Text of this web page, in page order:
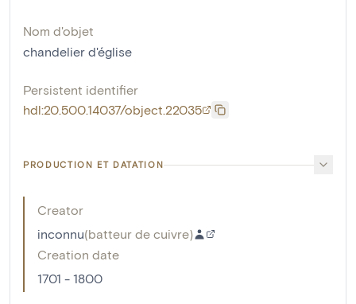
Nom d'objet
chandelier d'église
Persistent identifier
hdl:20.500.14037/object.22035
PRODUCTION ET DATATION
Creator
inconnu(batteur de cuivre)
Creation date
1701 - 1800